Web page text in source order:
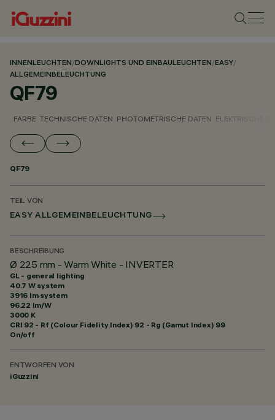
INNENLEUCHTEN/DOWNLIGHTS UND EINBAULEUCHTEN/EASY/
ALLGEMEINBELEUCHTUNG
QF79
FARBE TECHNISCHE DATEN PHOTOMETRISCHE DATEN ELEKTRISCHE
QF79
TEIL VON
EASY ALLGEMEINBELEUCHTUNG
BESCHREIBUNG
Ø 225 mm - Warm White - INVERTER
GL - general lighting
40.7 W system
3916 lm system
96.22 lm/W
3000 K
CRI 92 - Rf (Colour Fidelity Index) 92 - Rg (Gamut Index) 99
On/off
ENTWORFEN VON
iGuzzini